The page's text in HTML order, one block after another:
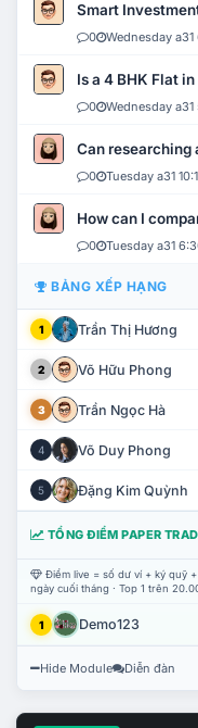
Smart
0 Wednesday
Is a 4 BHK Flat
0 Wednesday
Can researching
0 Tuesday a31
How can I
0 Tuesday a31
BẢNG XẾP HẠNG
1 Trần Thị Hương
2 Võ Hữu Phong
3 Trần Ngọc Hà
4 Võ Duy Phong
5 Đặng Kim Quỳnh
TỔNG ĐIỂM PAPER
Điểm live = số dư ví + ký quỹ
ngày cuối tháng · Top 1 trên
1 Demo123
Hide Module Diễn đàn